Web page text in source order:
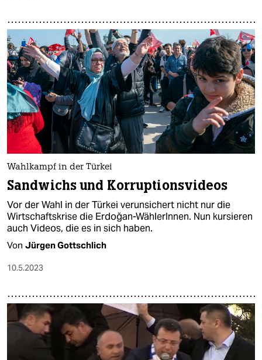
Wahlkampf in der Türkei
Sandwichs und Korruptionsvideos
Vor der Wahl in der Türkei verunsichert nicht nur die
Wirtschaftskrise die Erdoğan-WählerInnen. Nun kursieren
auch Videos, die es in sich haben.
Von Jürgen Gottschlich
10.5.2023